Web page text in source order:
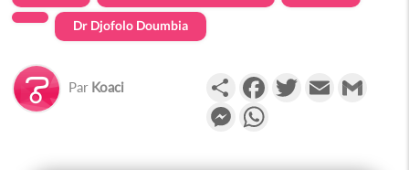
Dr Djofolo Doumbia
Par Koaci PartagerFacebookTwitterEmail
Messenger